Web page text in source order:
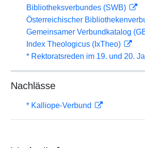
Bibliotheksverbundes (SWB)
Österreichischer
Gemeinsamer Verbundkatalog
Index Theologicus (IxTheo)
* Rektoratsreden im 19. und 20.
Nachlässe
* Kalliope-Verbund